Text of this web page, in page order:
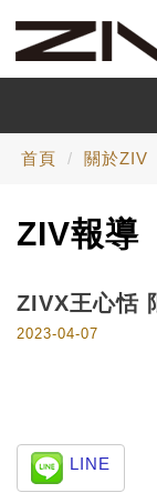
首頁 關於ZIV
ZIV報導
ZIVX王心恬
2023-04-07
LINE